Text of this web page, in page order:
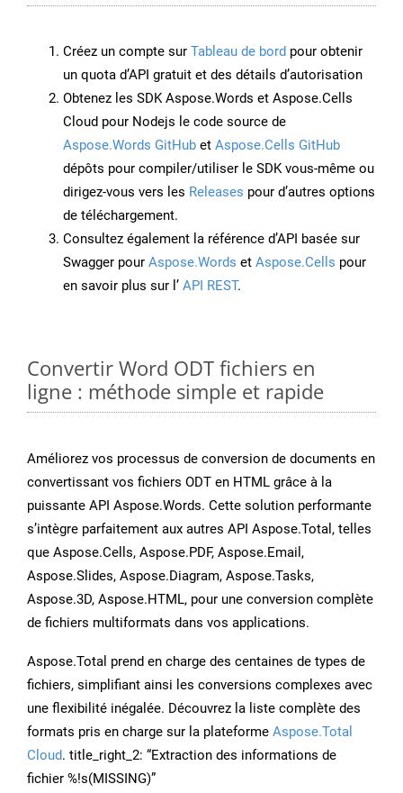
Créez un compte sur Tableau de bord pour obtenir
un quota d’API gratuit et des détails d’autorisation
Obtenez les SDK Aspose.Words et Aspose.Cells
Cloud pour Nodejs le code source de
Aspose.Words GitHub et Aspose.Cells GitHub
dépôts pour compiler/utiliser le SDK vous-même ou
dirigez-vous vers les Releases pour d’autres options
de téléchargement.
Consultez également la référence d’API basée sur
Swagger pour Aspose.Words et Aspose.Cells pour
en savoir plus sur l’ API REST.
Convertir Word ODT fichiers en
ligne : méthode simple et rapide
Améliorez vos processus de conversion de documents en
convertissant vos fichiers ODT en HTML grâce à la
puissante API Aspose.Words. Cette solution performante
s’intègre parfaitement aux autres API Aspose.Total, telles
que Aspose.Cells, Aspose.PDF, Aspose.Email,
Aspose.Slides, Aspose.Diagram, Aspose.Tasks,
Aspose.3D, Aspose.HTML, pour une conversion complète
de fichiers multiformats dans vos applications.
Aspose.Total prend en charge des centaines de types de
fichiers, simplifiant ainsi les conversions complexes avec
une flexibilité inégalée. Découvrez la liste complète des
formats pris en charge sur la plateforme Aspose.Total
Cloud. title_right_2: “Extraction des informations de
fichier %!s(MISSING)”